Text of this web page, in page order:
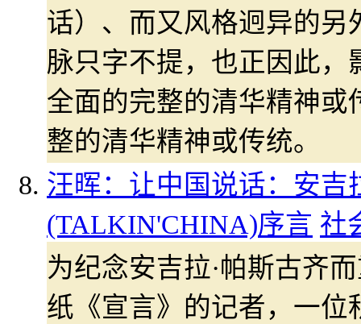
话）、而又风格迥异的
脉只字不提，也正因此
全面的完整的清华精神
整的清华精神或传统。
汪晖：让中国说话：安吉
(TALKIN'CHINA)序言 社
为纪念安吉拉·帕斯古齐
纸《宣言》的记者，一